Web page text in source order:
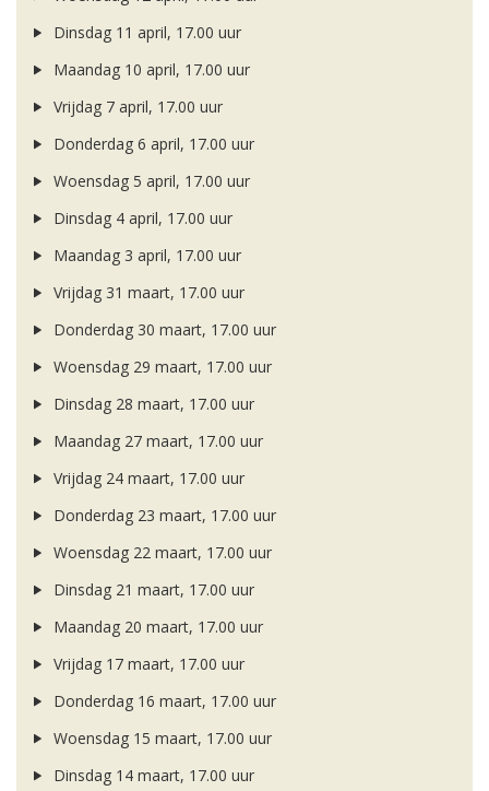
Dinsdag 11 april, 17.00 uur
Maandag 10 april, 17.00 uur
Vrijdag 7 april, 17.00 uur
Donderdag 6 april, 17.00 uur
Woensdag 5 april, 17.00 uur
Dinsdag 4 april, 17.00 uur
Maandag 3 april, 17.00 uur
Vrijdag 31 maart, 17.00 uur
Donderdag 30 maart, 17.00 uur
Woensdag 29 maart, 17.00 uur
Dinsdag 28 maart, 17.00 uur
Maandag 27 maart, 17.00 uur
Vrijdag 24 maart, 17.00 uur
Donderdag 23 maart, 17.00 uur
Woensdag 22 maart, 17.00 uur
Dinsdag 21 maart, 17.00 uur
Maandag 20 maart, 17.00 uur
Vrijdag 17 maart, 17.00 uur
Donderdag 16 maart, 17.00 uur
Woensdag 15 maart, 17.00 uur
Dinsdag 14 maart, 17.00 uur